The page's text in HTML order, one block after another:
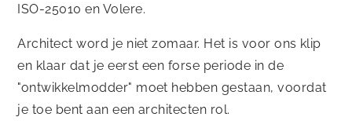
ISO-25010 en Volere.
Architect word je niet zomaar. Het is voor ons klip
en klaar dat je eerst een forse periode in de
"ontwikkelmodder" moet hebben gestaan, voordat
je toe bent aan een architecten rol.